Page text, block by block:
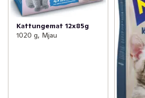
samt en mineralbalans som minskar
av urinstenar.
Fodret tillagas i Vårgårda, mitt i det
jordlandskapet.
Kattungemat 12x85g
1020 g, Mjau